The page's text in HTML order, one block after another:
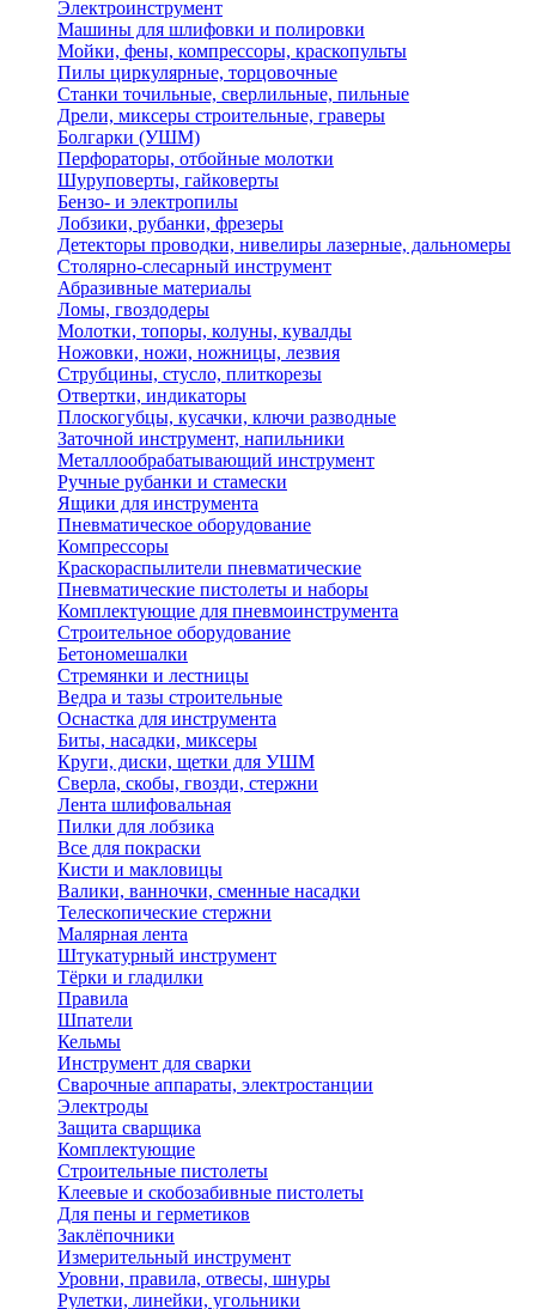
Электроинструмент
Машины для шлифовки и полировки
Мойки, фены, компрессоры, краскопульты
Пилы циркулярные, торцовочные
Станки точильные, сверлильные, пильные
Дрели, миксеры строительные, граверы
Болгарки (УШМ)
Перфораторы, отбойные молотки
Шуруповерты, гайковерты
Бензо- и электропилы
Лобзики, рубанки, фрезеры
Детекторы проводки, нивелиры лазерные, дальномеры
Столярно-слесарный инструмент
Абразивные материалы
Ломы, гвоздодеры
Молотки, топоры, колуны, кувалды
Ножовки, ножи, ножницы, лезвия
Струбцины, стусло, плиткорезы
Отвертки, индикаторы
Плоскогубцы, кусачки, ключи разводные
Заточной инструмент, напильники
Металлообрабатывающий инструмент
Ручные рубанки и стамески
Ящики для инструмента
Пневматическое оборудование
Компрессоры
Краскораспылители пневматические
Пневматические пистолеты и наборы
Комплектующие для пневмоинструмента
Строительное оборудование
Бетономешалки
Стремянки и лестницы
Ведра и тазы строительные
Оснастка для инструмента
Биты, насадки, миксеры
Круги, диски, щетки для УШМ
Сверла, скобы, гвозди, стержни
Лента шлифовальная
Пилки для лобзика
Все для покраски
Кисти и макловицы
Валики, ванночки, сменные насадки
Телескопические стержни
Малярная лента
Штукатурный инструмент
Тёрки и гладилки
Правила
Шпатели
Кельмы
Инструмент для сварки
Сварочные аппараты, электростанции
Электроды
Защита сварщика
Комплектующие
Строительные пистолеты
Клеевые и скобозабивные пистолеты
Для пены и герметиков
Заклёпочники
Измерительный инструмент
Уровни, правила, отвесы, шнуры
Рулетки, линейки, угольники